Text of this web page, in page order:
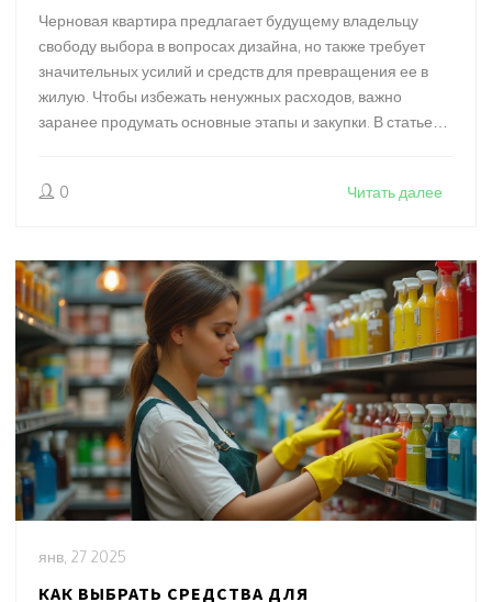
Черновая квартира предлагает будущему владельцу
свободу выбора в вопросах дизайна, но также требует
значительных усилий и средств для превращения ее в
жилую. Чтобы избежать ненужных расходов, важно
заранее продумать основные этапы и закупки. В статье
поделимся полезными советами, которые помогут
0 Читать далее
янв, 27 2025
КАК ВЫБРАТЬ СРЕДСТВА ДЛЯ